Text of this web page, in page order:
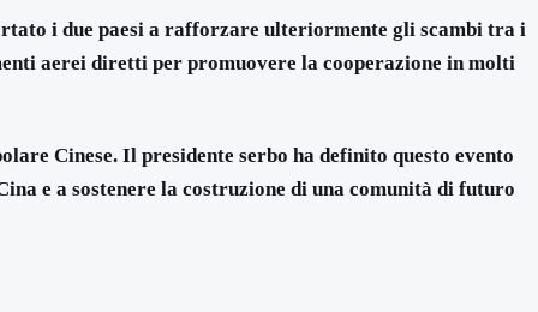
i due paesi a rafforzare ulteriormente gli scambi tra i
aerei diretti per promuovere la cooperazione in molti
Cinese. Il presidente serbo ha definito questo evento
e a sostenere la costruzione di una comunità di futuro